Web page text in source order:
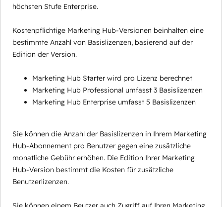
höchsten Stufe Enterprise.
Kostenpflichtige Marketing Hub-Versionen beinhalten eine
bestimmte Anzahl von Basislizenzen, basierend auf der
Edition der Version.
Marketing Hub Starter wird pro Lizenz berechnet
Marketing Hub Professional umfasst 3 Basislizenzen
Marketing Hub Enterprise umfasst 5 Basislizenzen
Sie können die Anzahl der Basislizenzen in Ihrem Marketing
Hub-Abonnement pro Benutzer gegen eine zusätzliche
monatliche Gebühr erhöhen. Die Edition Ihrer Marketing
Hub-Version bestimmt die Kosten für zusätzliche
Benutzerlizenzen.